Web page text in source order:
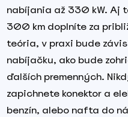
nabíjania až 330 kW. Aj
300 km doplníte za
teória, v praxi bude
nabíjačku, ako bude
ďalších premenných.
zapichnete konektor a
benzín, alebo nafta do